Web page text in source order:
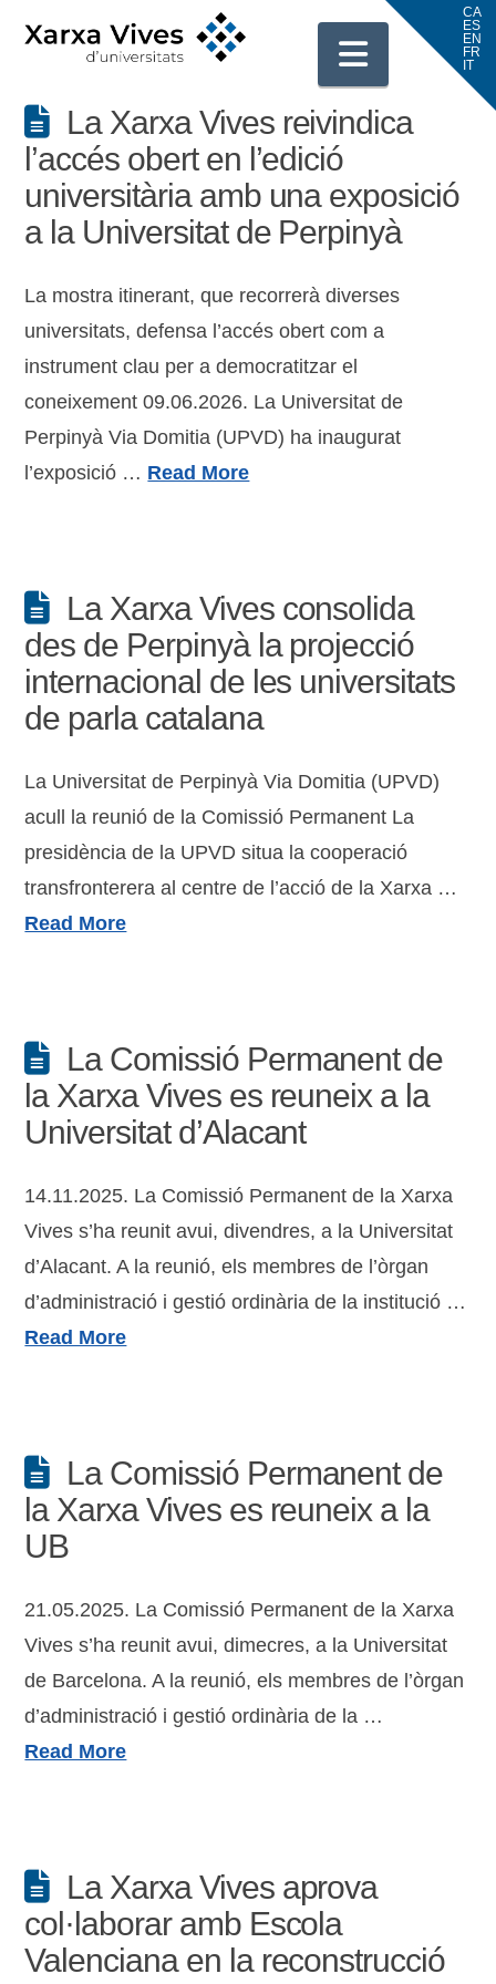
La Xarxa Vives reivindica
l’accés obert en l’edició
universitària amb una exposició
a la Universitat de Perpinyà
La mostra itinerant, que recorrerà diverses
universitats, defensa l’accés obert com a
instrument clau per a democratitzar el
coneixement 09.06.2026. La Universitat de
Perpinyà Via Domitia (UPVD) ha inaugurat
l’exposició … Read More
La Xarxa Vives consolida
des de Perpinyà la projecció
internacional de les universitats
de parla catalana
La Universitat de Perpinyà Via Domitia (UPVD)
acull la reunió de la Comissió Permanent La
presidència de la UPVD situa la cooperació
transfronterera al centre de l’acció de la Xarxa …
Read More
La Comissió Permanent de
la Xarxa Vives es reuneix a la
Universitat d’Alacant
14.11.2025. La Comissió Permanent de la Xarxa
Vives s’ha reunit avui, divendres, a la Universitat
d’Alacant. A la reunió, els membres de l’òrgan
d’administració i gestió ordinària de la institució …
Read More
La Comissió Permanent de
la Xarxa Vives es reuneix a la
UB
21.05.2025. La Comissió Permanent de la Xarxa
Vives s’ha reunit avui, dimecres, a la Universitat
de Barcelona. A la reunió, els membres de l’òrgan
d’administració i gestió ordinària de la …
Read More
La Xarxa Vives aprova
col·laborar amb Escola
Valenciana en la reconstrucció